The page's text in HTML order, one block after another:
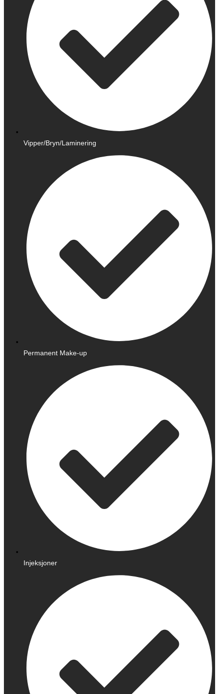
Vipper/Bryn/Laminering
Permanent Make-up
Injeksjoner